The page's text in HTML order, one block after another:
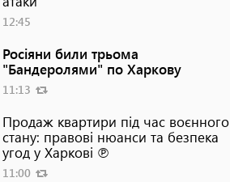
12:45
Росіяни били трьома
"Бандеролями" по Харкову
11:13
Продаж квартири під час воєнного
стану: правові нюанси та безпека
угод у Харкові ℗
11:00